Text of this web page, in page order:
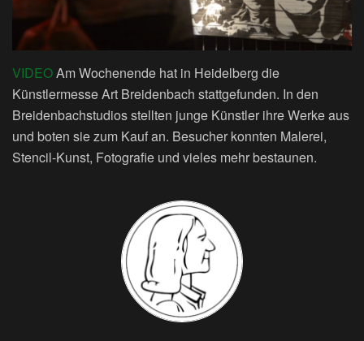
VIDEOAm Wochenende hat in Heidelberg die
Künstlermesse Art Breidenbach stattgefunden. In den
Breidenbachstudios stellten junge Künstler ihre Werke aus
und boten sie zum Kauf an. Besucher konnten Malerei,
Stencil-Kunst, Fotografie und vieles mehr bestaunen.